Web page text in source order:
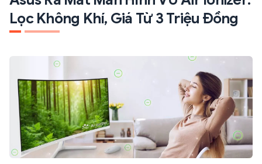
Lọc Không Khí, Giá Từ 3 Triệu Đồng